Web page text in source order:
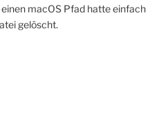
macOS Pfad hatte einfach
gelöscht.